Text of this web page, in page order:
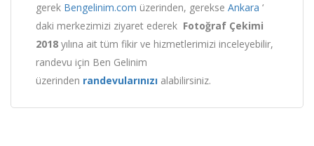
gerek Bengelinim.com üzerinden, gerekse Ankara ‘
daki merkezimizi ziyaret ederek Fotoğraf Çekimi
2018 yılına ait tüm fikir ve hizmetlerimizi inceleyebilir,
randevu için Ben Gelinim
üzerinden randevularınızı alabilirsiniz.